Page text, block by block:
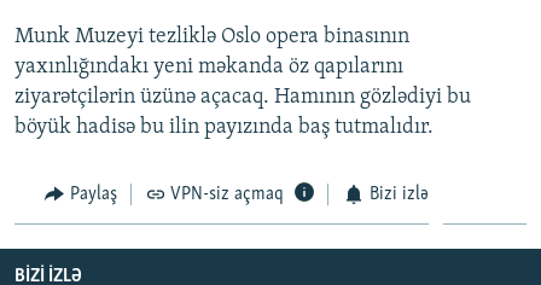
Munk Muzeyi tezliklə Oslo opera binasının
yaxınlığındakı yeni məkanda öz qapılarını
ziyarətçilərin üzünə açacaq. Hamının gözlədiyi bu
böyük hadisə bu ilin payızında baş tutmalıdır.
Paylaş VPN-siz açmaq Bizi izlə
BIZI IZLƏ